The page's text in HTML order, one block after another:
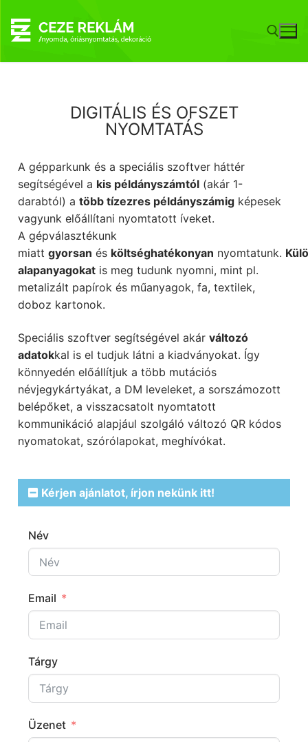
DIGITÁLIS ÉS OFSZET
NYOMTATÁS
A gépparkunk és a speciális szoftver háttér
segítségével a kis példányszámtól (akár 1-
darabtól) a több tízezres példányszámig képesek
vagyunk előállítani nyomtatott íveket.
A gépválasztékunk
miatt gyorsan és költséghatékonyan nyomtatunk.
alapanyagokat is meg tudunk nyomni, mint pl.
metalizált papírok és műanyagok, fa, textilek,
doboz kartonok.
Speciális szoftver segítségével akár változó
adatokkal is el tudjuk látni a kiadványokat. Így
könnyedén előállítjuk a több mutációs
névjegykártyákat, a DM leveleket, a sorszámozott
belépőket, a visszacsatolt nyomtatott
kommunikáció alapjául szolgáló változó QR kódos
nyomatokat, szórólapokat, meghívókat.
Kérjen ajánlatot, írjon nekünk itt!
Név
Email
Tárgy
Üzenet